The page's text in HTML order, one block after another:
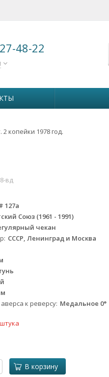
48-22
2 копейки 1978 год.
вд
127a
Союз (1961 - 1991)
чекан
СССР, Ленинград и Москва
к реверсу Медальное 0°
В корзину